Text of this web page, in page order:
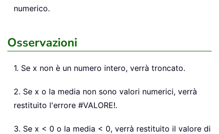
numerico.
Osservazioni
1. Se x non è un numero intero, verrà troncato.
2. Se x o la media non sono valori numerici, verrà
restituito l'errore #VALORE!.
3. Se x < 0 o la media < 0, verrà restituito il valore di